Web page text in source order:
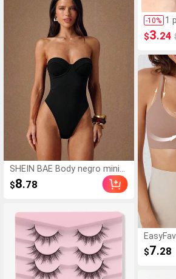
SHEIN BAE Body negro minim
alista y sexy tipo bandeau, es
tilo básico, para verano/prim
o en los 2000, top negro, top
de verano, corpiño ajustado,
top corto y ajustado negro, r
opa de club
$8.78
-10% 1
s,
e,
o,
$3.24
co con
ño
$7.28